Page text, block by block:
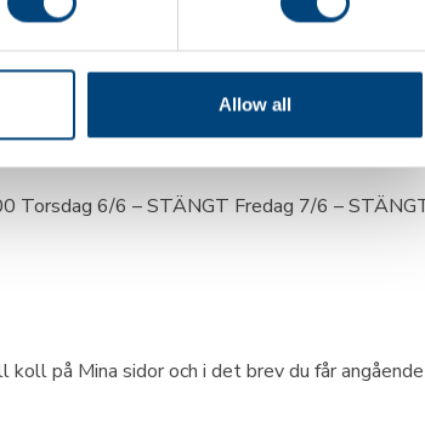
Allow all
klimatpåverkan. Ett stort sådant är att LEDI-
klart i två fastigheter, nämligen Västra
Torsdag 6/6 – STÄNGT Fredag 7/6 –
på Mina sidor och i det brev du får